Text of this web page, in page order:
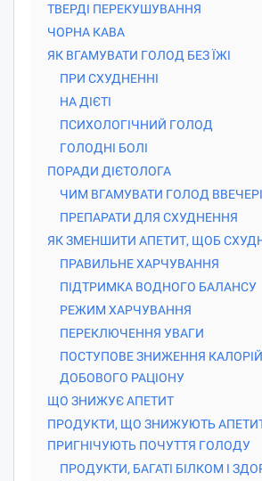
ТВЕРДІ ПЕРЕКУШУВАННЯ
ЧОРНА КАВА
ЯК ВГАМУВАТИ ГОЛОД БЕЗ ЇЖІ
ПРИ СХУДНЕННІ
НА ДІЄТІ
ПСИХОЛОГІЧНИЙ ГОЛОД
ГОЛОДНІ БОЛІ
ПОРАДИ ДІЄТОЛОГА
ЧИМ ВГАМУВАТИ ГОЛОД ВВЕЧЕРІ
ПРЕПАРАТИ ДЛЯ СХУДНЕННЯ
ЯК ЗМЕНШИТИ АПЕТИТ, ЩОБ
ПРАВИЛЬНЕ ХАРЧУВАННЯ
ПІДТРИМКА ВОДНОГО БАЛАНСУ
РЕЖИМ ХАРЧУВАННЯ
ПЕРЕКЛЮЧЕННЯ УВАГИ
ПОСТУПОВЕ ЗНИЖЕННЯ
ДОБОВОГО РАЦІОНУ
ЩО ЗНИЖУЄ АПЕТИТ
ПРОДУКТИ, ЩО ЗНИЖУЮТЬ АПЕТИТ
ПРИГНІЧУЮТЬ ПОЧУТТЯ ГОЛОДУ
ПРОДУКТИ, БАГАТІ БІЛКОМ І